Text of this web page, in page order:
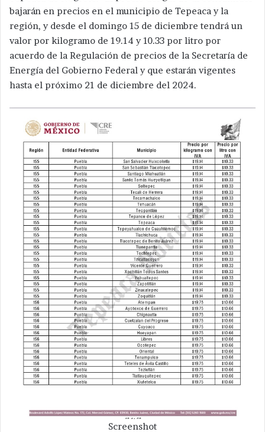
bajarán en precios en el municipio de Tepeaca y la
región, y desde el domingo 15 de diciembre tendrá un
valor por kilogramo de 19.14 y 10.33 por litro por
acuerdo de la Regulación de precios de la Secretaría de
Energía del Gobierno Federal y que estarán vigentes
hasta el próximo 21 de diciembre del 2024.
Screenshot